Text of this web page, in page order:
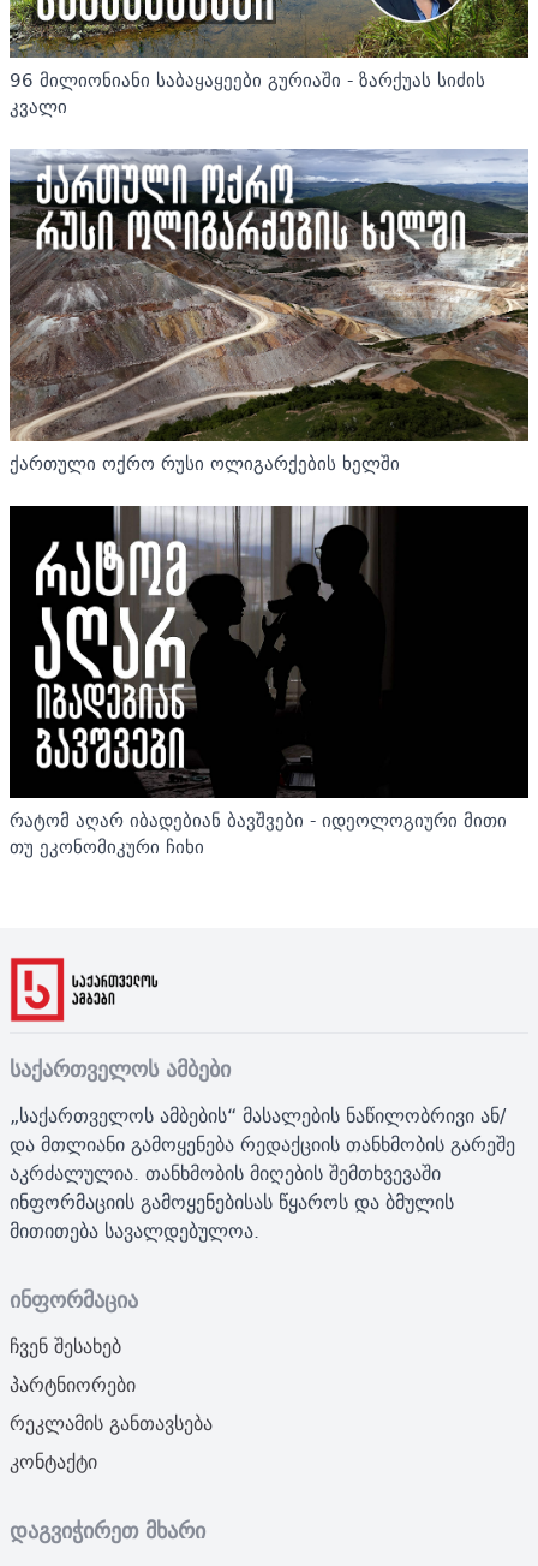
96 მილიონიანი საბაყაყეები გურიაში - ზარქუას სიძის
კვალი
ქართული ოქრო რუსი ოლიგარქების ხელში
რატომ აღარ იბადებიან ბავშვები - იდეოლოგიური მითი
თუ ეკონომიკური ჩიხი
საქართველოს ამბები
„საქართველოს ამბების“ მასალების ნაწილობრივი ან/
და მთლიანი გამოყენება რედაქციის თანხმობის გარეშე
აკრძალულია. თანხმობის მიღების შემთხვევაში
ინფორმაციის გამოყენებისას წყაროს და ბმულის
მითითება სავალდებულოა.
ინფორმაცია
ჩვენ შესახებ
პარტნიორები
რეკლამის განთავსება
კონტაქტი
დაგვიჭირეთ მხარი